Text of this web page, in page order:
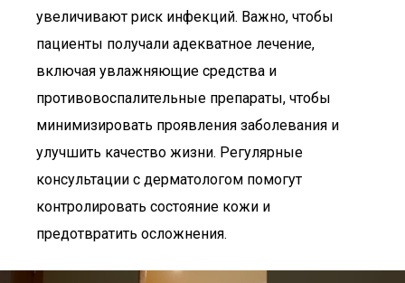
увеличивают риск инфекций. Важно, чтобы
пациенты получали адекватное лечение,
включая увлажняющие средства и
противовоспалительные препараты, чтобы
минимизировать проявления заболевания и
улучшить качество жизни. Регулярные
консультации с дерматологом помогут
контролировать состояние кожи и
предотвратить осложнения.